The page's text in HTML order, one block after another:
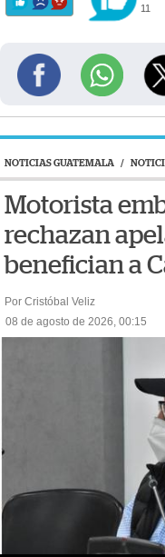
11
NOTICIAS GUATEMALA /
Motorista
rechazan
benefician a
Por Cristóbal Veliz
08 de agosto de 2026, 00:15